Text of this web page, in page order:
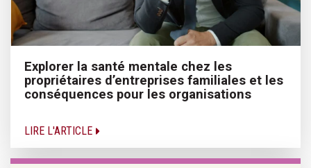
Explorer la santé mentale chez les
propriétaires d’entreprises familiales et les
conséquences pour les organisations
LIRE L'ARTICLE